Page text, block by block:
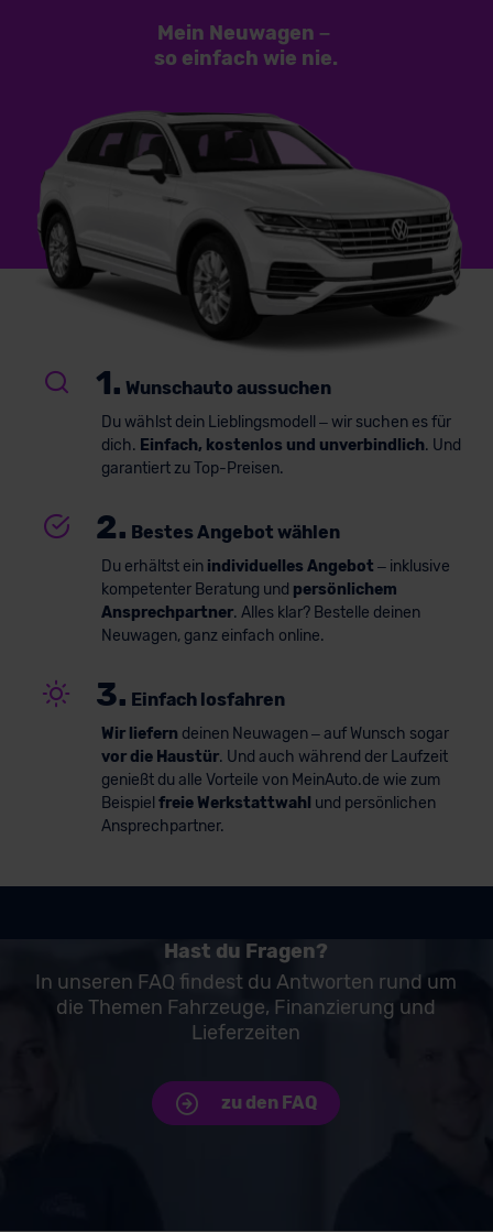
Mein Neuwagen –
so einfach wie nie.
1. Wunschauto aussuchen
Du wählst dein Lieblingsmodell – wir suchen es für
dich. Einfach, kostenlos und unverbindlich. Und
garantiert zu Top-Preisen.
2. Bestes Angebot wählen
Du erhältst ein individuelles Angebot – inklusive
kompetenter Beratung und persönlichem
Ansprechpartner. Alles klar? Bestelle deinen
Neuwagen, ganz einfach online.
3. Einfach losfahren
Wir liefern deinen Neuwagen – auf Wunsch sogar
vor die Haustür. Und auch während der Laufzeit
genießt du alle Vorteile von MeinAuto.de wie zum
Beispiel freie Werkstattwahl und persönlichen
Ansprechpartner.
Hast du Fragen?
In unseren FAQ findest du Antworten rund um
die Themen Fahrzeuge, Finanzierung und
Lieferzeiten
zu den FAQ